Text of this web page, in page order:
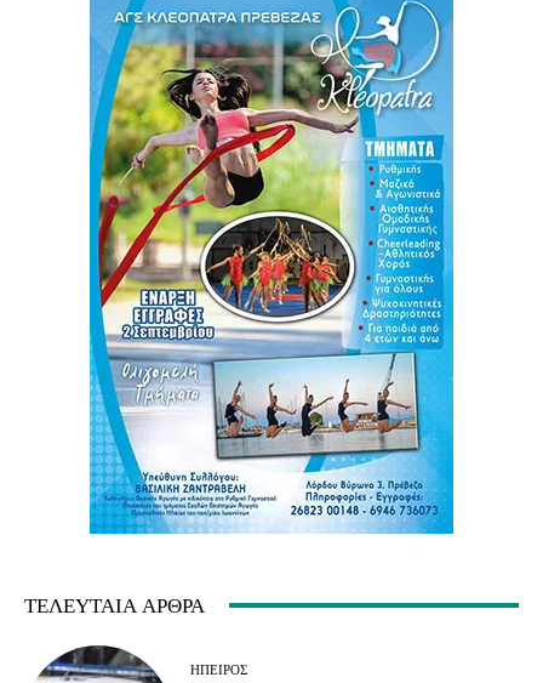
ΤΕΛΕΥΤΑΊΑ ΆΡΘΡΑ
ΉΠΕΙΡΟΣ